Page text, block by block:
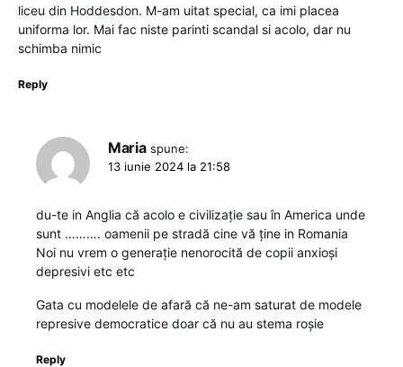
liceu din Hoddesdon. M-am uitat special, ca imi placea
uniforma lor. Mai fac niste parinti scandal si acolo, dar nu
schimba nimic
Reply
Maria spune:
13 iunie 2024 la 21:58
du-te in Anglia că acolo e civilizație sau în America unde
sunt ………. oamenii pe stradă cine vă ține in Romania
Noi nu vrem o generație nenorocită de copii anxioși
depresivi etc etc
Gata cu modelele de afară că ne-am saturat de modele
represive democratice doar că nu au stema roșie
Reply